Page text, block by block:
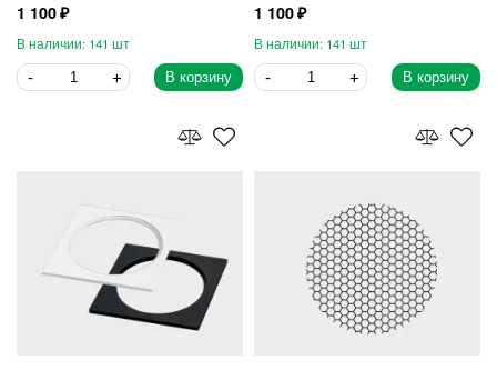
1 100
141
В корзину
1 100
141
В корзину